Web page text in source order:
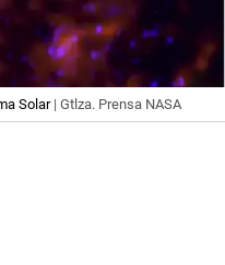
Solar| Gtlza. Prensa NASA